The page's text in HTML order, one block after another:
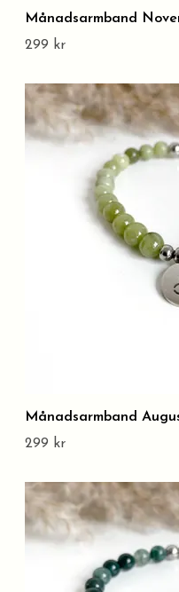
Månadsarmband
299 kr
Månadsarmband
299 kr